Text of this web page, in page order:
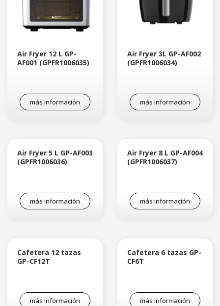
Air Fryer 12 L GP-
AF001 (GPFR1006035)
más información
Air Fryer 3L GP-AF002
(GPFR1006034)
más información
Air Fryer 5 L GP-AF003
(GPFR1006036)
más información
Air Fryer 8 L GP-AF004
(GPFR1006037)
más información
Cafetera 12 tazas
GP-CF12T
más información
Cafetera 6 tazas GP-
CF6T
más información